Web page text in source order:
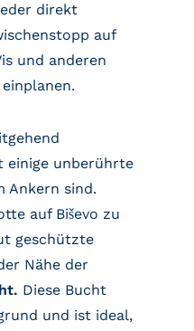
direkt
auf
und anderen
einige unberührte
Ankern sind.
auf Biševo zu
geschützte
Nähe der
Diese Bucht
und ist ideal,